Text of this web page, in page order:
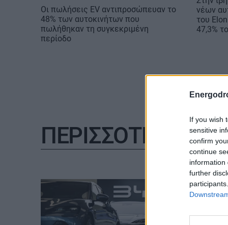
If you wish
sensitive
confirm
continue
information
further
Οι πωλήσεις EV αντιπροσώπευαν το
48% των αυτοκινήτων που
πωλήθηκαν τη συγκεκριμένη
περίοδο
νέων
του
47,3%
ΠΕΡΙΣΣΟΤΕΡΑ